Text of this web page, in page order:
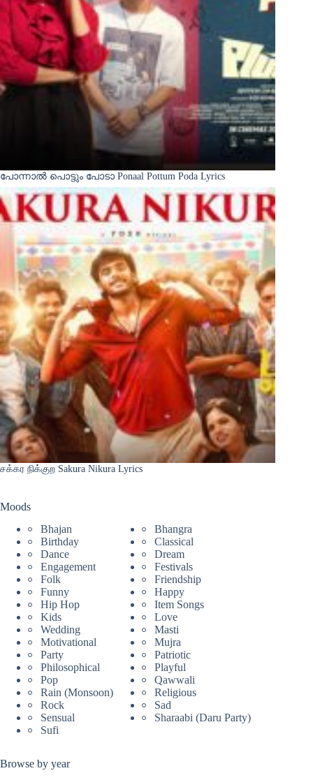
പോന്നാൽ പൊട്ടും പോടാ Ponaal Pottum Poda Lyrics
சக்கர நிக்குற Sakura Nikura Lyrics
Moods
Bhajan
Bhangra
Birthday
Classical
Dance
Dream
Engagement
Festivals
Folk
Friendship
Funny
Happy
Hip Hop
Item Songs
Kids
Love
Wedding
Masti
Motivational
Mujra
Party
Patriotic
Philosophical
Playful
Pop
Qawwali
Rain (Monsoon)
Religious
Rock
Sad
Sensual
Sharaabi (Daru Party)
Sufi
Browse by year